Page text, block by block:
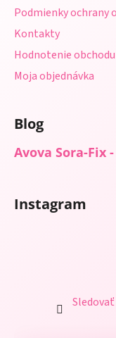
Podmienky ochrany
Kontakty
Hodnotenie obchodu
Moja objednávka
Blog
Avova Sora-Fix
Instagram